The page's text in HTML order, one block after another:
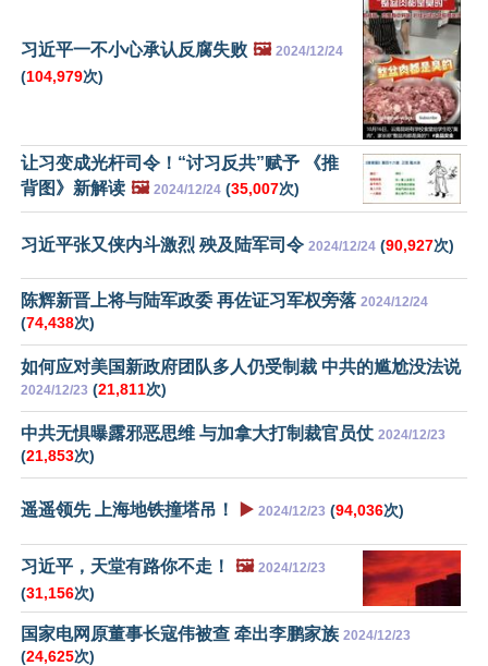
习近平一不小心承认反腐失败 🖼️ 2024/12/24
(104,979次)
让习变成光杆司令！“讨习反共”赋予 《推
背图》新解读 🖼️ 2024/12/24 (35,007次)
习近平张又侠内斗激烈 殃及陆军司令 2024/12/24 (90,927次)
陈辉新晋上将与陆军政委 再佐证习军权旁落 2024/12/24
(74,438次)
如何应对美国新政府团队多人仍受制裁 中共的尴尬没法说
2024/12/23 (21,811次)
中共无惧曝露邪恶思维 与加拿大打制裁官员仗 2024/12/23
(21,853次)
遥遥领先 上海地铁撞塔吊！ ▶️ 2024/12/23 (94,036次)
习近平，天堂有路你不走！ 🖼️ 2024/12/23
(31,156次)
国家电网原董事长寇伟被查 牵出李鹏家族 2024/12/23
(24,625次)